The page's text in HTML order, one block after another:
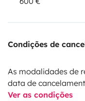
Condições de
As modalidades de
data de
Ver as condições